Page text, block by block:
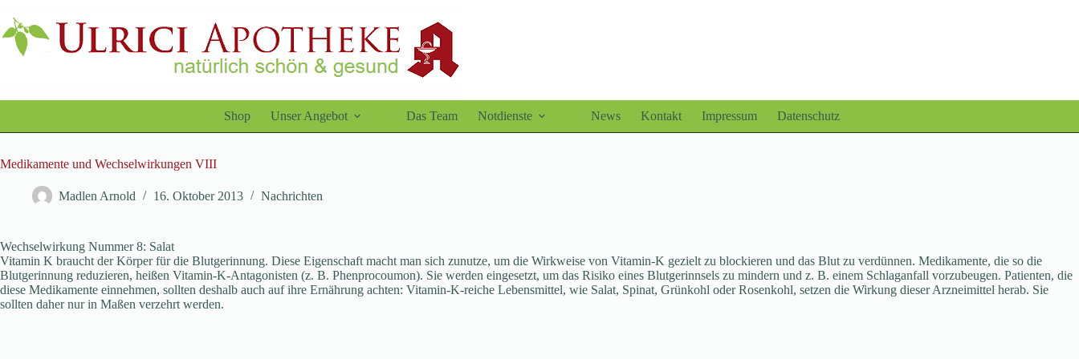
Inhalt
springen
Shop Unser Angebot Das Team Notdienste News Kontakt Impressum Datenschutz
Medikamente und Wechselwirkungen VIII
Madlen Arnold 16. Oktober 2013 Nachrichten
Wechselwirkung Nummer 8: Salat
Vitamin K braucht der Körper für die Blutgerinnung. Diese Eigenschaft macht man sich zunutze, um die Wirkweise von Vitamin-K gezielt zu blockieren und das Blut zu verdünnen. Medikamente, die so die
Blutgerinnung reduzieren, heißen Vitamin-K-Antagonisten (z. B. Phenprocoumon). Sie werden eingesetzt, um das Risiko eines Blutgerinnsels zu mindern und z. B. einem Schlaganfall vorzubeugen. Patienten, die
diese Medikamente einnehmen, sollten deshalb auch auf ihre Ernährung achten: Vitamin-K-reiche Lebensmittel, wie Salat, Spinat, Grünkohl oder Rosenkohl, setzen die Wirkung dieser Arzneimittel herab. Sie
sollten daher nur in Maßen verzehrt werden.